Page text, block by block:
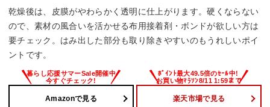
乾燥後は、皮膜がやわらかく透明に仕上がります。硬くならない
ので、素材の風合いを活かせる布用接着剤・ボンドが欲しい方は
要チェック。はみ出した部分も取り除きやすいのもうれしいポイ
ントです。
Amazonで見る 楽天市場で見る